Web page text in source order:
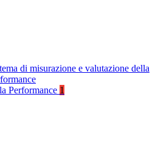
di misurazione e valutazione della
Performance 1